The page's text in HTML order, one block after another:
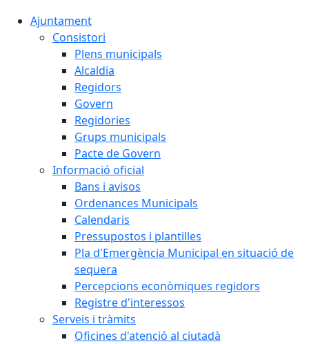
Ajuntament
Consistori
Plens municipals
Alcaldia
Regidors
Govern
Regidories
Grups municipals
Pacte de Govern
Informació oficial
Bans i avisos
Ordenances Municipals
Calendaris
Pressupostos i plantilles
Pla d'Emergència Municipal en situació de
sequera
Percepcions econòmiques regidors
Registre d'interessos
Serveis i tràmits
Oficines d'atenció al ciutadà